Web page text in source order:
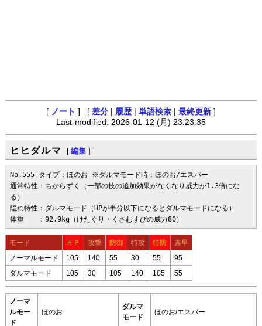
[ ノート ] [ 差分 履歴 単語検索 最終更新 ]
Last-modified: 2026-01-12 (月) 23:23:35
ヒヒダルマ [ 編集 ]
No.555 タイプ：ほのお ※ダルマモード時：ほのお/エスパー
通常特性：ちからずく（一部の技の追加効果がなくなり威力が1.3倍にな
る）
隠れ特性：ダルマモード（HPが半分以下になるとダルマモードになる）
体重　　：92.9kg（けたぐり・くさむすびの威力80）
モード ＨＰ 攻撃 防御 特攻 特防 素早
ノーマルモード 105 140 55 30 55 95
ダルマモード 105 30 105 140 105 55
ノーマ
ルモー
ド
ほのお
ダルマ
モード
ほのお/エスパー